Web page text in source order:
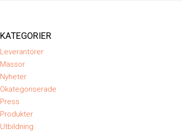
KATEGORIER
Leverantörer
Mässor
Nyheter
Okategoriserade
Press
Produkter
Utbildning